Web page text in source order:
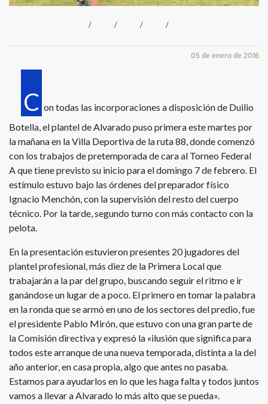
05 de enero de 2016
C on todas las incorporaciones a disposición de Duilio
Botella, el plantel de Alvarado puso primera este martes por
la mañana en la Villa Deportiva de la ruta 88, donde comenzó
con los trabajos de pretemporada de cara al Torneo Federal
A que tiene previsto su inicio para el domingo 7 de febrero. El
estímulo estuvo bajo las órdenes del preparador físico
Ignacio Menchón, con la supervisión del resto del cuerpo
técnico. Por la tarde, segundo turno con más contacto con la
pelota.
En la presentación estuvieron presentes 20 jugadores del
plantel profesional, más diez de la Primera Local que
trabajarán a la par del grupo, buscando seguir el ritmo e ir
ganándose un lugar de a poco. El primero en tomar la palabra
en la ronda que se armó en uno de los sectores del predio, fue
el presidente Pablo Mirón, que estuvo con una gran parte de
la Comisión directiva y expresó la «ilusión que significa para
todos este arranque de una nueva temporada, distinta a la del
año anterior, en casa propia, algo que antes no pasaba.
Estamos para ayudarlos en lo que les haga falta y todos juntos
vamos a llevar a Alvarado lo más alto que se pueda».